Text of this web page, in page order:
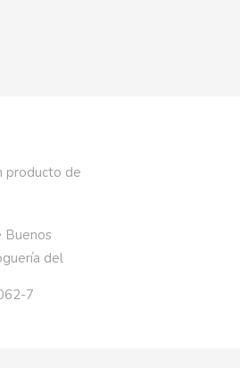
producto de
Buenos
del
7